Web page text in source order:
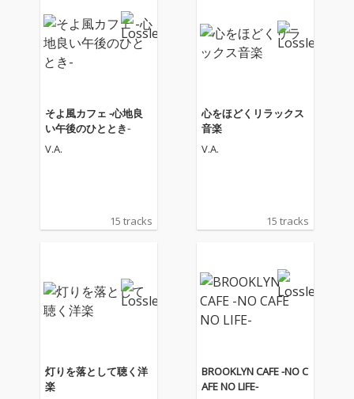
そよ風カフェ -心地良
い午後のひととき-
V.A.
15 tracks
心をほどくリラックス
音楽
V.A.
15 tracks
灯りを落として聴く洋
楽
BROOKLYN CAFE -NO C
AFE NO LIFE-